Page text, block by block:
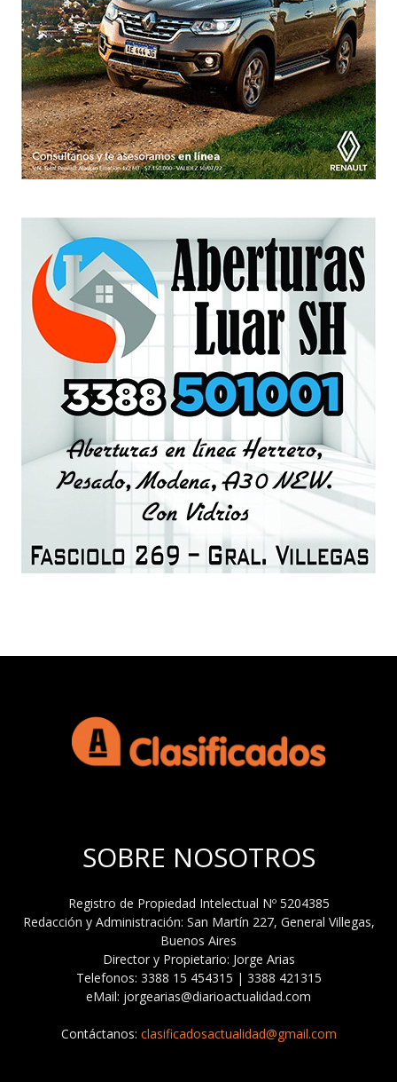
SOBRE NOSOTROS
Registro de Propiedad Intelectual Nº 5204385
Redacción y Administración: San Martín 227, General Villegas,
Buenos Aires
Director y Propietario: Jorge Arias
Telefonos: 3388 15 454315 | 3388 421315
eMail: jorgearias@diarioactualidad.com
Contáctanos: clasificadosactualidad@gmail.com